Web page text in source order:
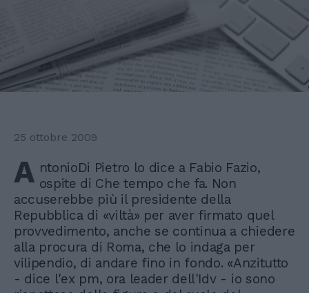
25 ottobre 2009
A ntonioDi Pietro lo dice a Fabio Fazio,
ospite di Che tempo che fa. Non
accuserebbe più il presidente della
Repubblica di «viltà» per aver firmato quel
provvedimento, anche se continua a chiedere
alla procura di Roma, che lo indaga per
vilipendio, di andare fino in fondo. «Anzitutto
- dice l'ex pm, ora leader dell'Idv - io sono